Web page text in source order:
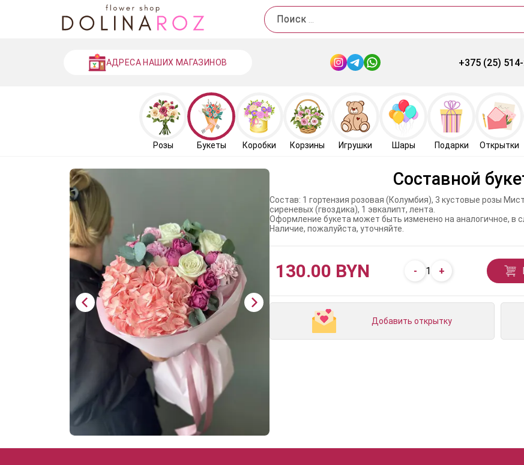
Поиск
АДРЕСА НАШИХ МАГАЗИНОВ +375 (25)
Розы Букеты Коробки Корзины Игрушки Шары Подарки Открытки
Составной
Состав: 1 гортензия розовая (Колумбия), 3 кустовые розы
сиреневых (гвоздика), 1 эвкалипт, лента.
Оформление букета может быть изменено на аналогичное, в
Наличие, пожалуйста, уточняйте.
130.00 BYN - 1 +
Добавить открытку